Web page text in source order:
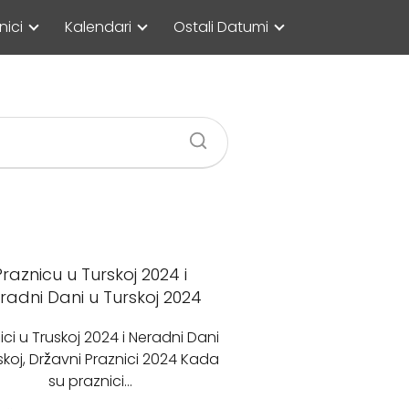
Kalendari Ostali Datumi
u Turskoj 2024 i
Dani u Turskoj 2024
u Truskoj 2024 i Neradni Dani
Državni Praznici 2024 Kada
su praznici…